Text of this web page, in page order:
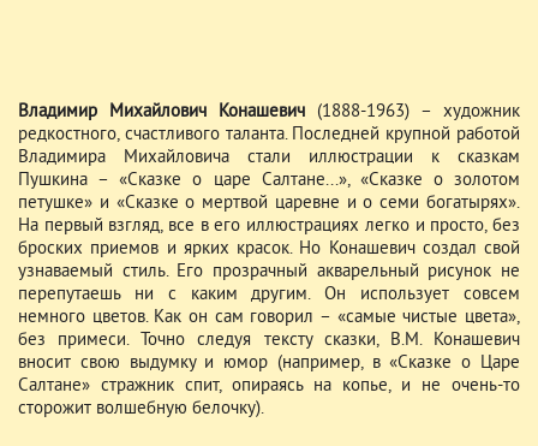
Владимир Михайлович Конашевич (1888-1963) – художник
редкостного, счастливого таланта. Последней крупной работой
Владимира Михайловича стали иллюстрации к сказкам
Пушкина – «Сказке о царе Салтане...», «Сказке о золотом
петушке» и «Сказке о мертвой царевне и о семи богатырях».
На первый взгляд, все в его иллюстрациях легко и просто, без
броских приемов и ярких красок. Но Конашевич создал свой
узнаваемый стиль. Его прозрачный акварельный рисунок не
перепутаешь ни с каким другим. Он использует совсем
немного цветов. Как он сам говорил – «самые чистые цвета»,
без примеси. Точно следуя тексту сказки, В.М. Конашевич
вносит свою выдумку и юмор (например, в «Сказке о Царе
Салтане» стражник спит, опираясь на копье, и не очень-то
сторожит волшебную белочку).